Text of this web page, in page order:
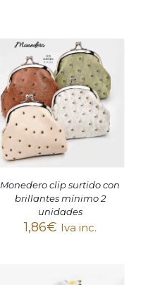
Monedero clip surtido con
brillantes mínimo 2
unidades
1,86€ Iva inc.